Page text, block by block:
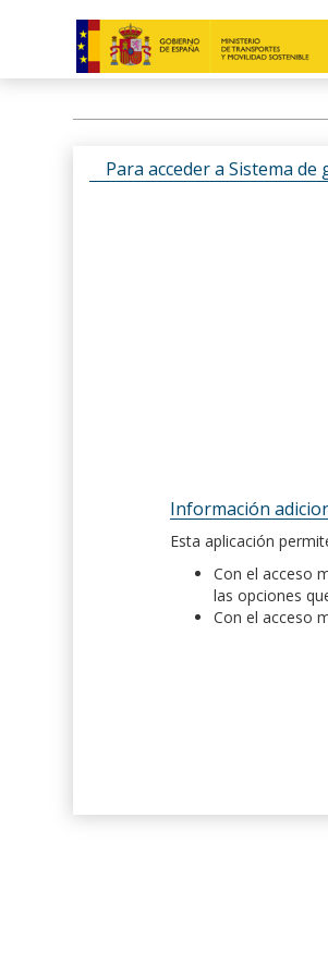
Para acceder a Sistema
Información
Esta aplicación
Con el acceso
las opciones
Con el acceso